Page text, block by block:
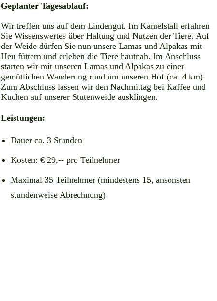
Geplanter Tagesablauf:
Wir treffen uns auf dem Lindengut. Im Kamelstall erfahren
Sie Wissenswertes über Haltung und Nutzen der Tiere. Auf
der Weide dürfen Sie nun unsere Lamas und Alpakas mit
Heu füttern und erleben die Tiere hautnah. Im Anschluss
starten wir mit unseren Lamas und Alpakas zu einer
gemütlichen Wanderung rund um unseren Hof (ca. 4 km).
Zum Abschluss lassen wir den Nachmittag bei Kaffee und
Kuchen auf unserer Stutenweide ausklingen.
Leistungen:
Dauer ca. 3 Stunden
Kosten: € 29,-- pro Teilnehmer
Maximal 35 Teilnehmer (mindestens 15, ansonsten
stundenweise Abrechnung)